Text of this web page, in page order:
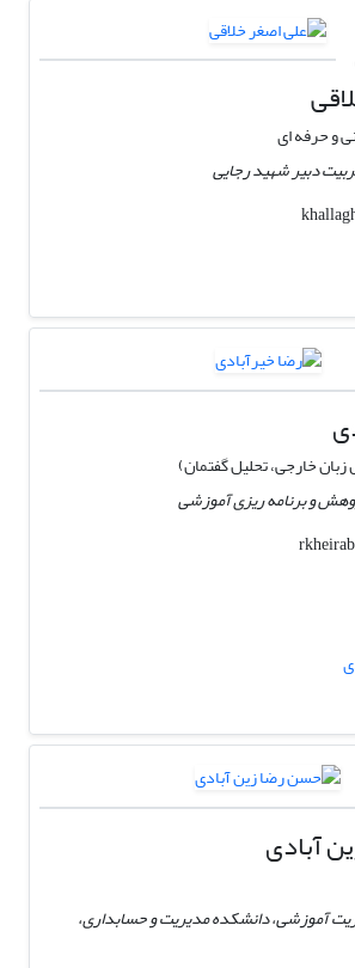
و حرفه ای
دبیر شهید رجایی
خارجی، تحلیل گفتمان)
و برنامه ریزی آموزشی
آبادی
آموزشی، دانشکده مدیریت و حسابداری،